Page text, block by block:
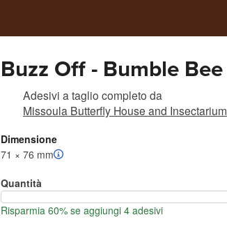
Buzz Off - Bumble Bee
Adesivi a taglio completo da
Missoula Butterfly House and Insectarium
Dimensione
71 × 76 mm
Quantità
Risparmia 60% se aggiungi 4 adesivi